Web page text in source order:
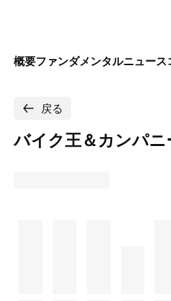
概要ファンダメンタルニュース
戻る
バイク王＆カンパニ